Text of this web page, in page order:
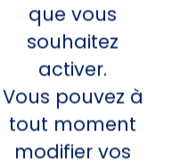
que vous
souhaitez
activer.
Vous pouvez à
tout moment
modifier vos